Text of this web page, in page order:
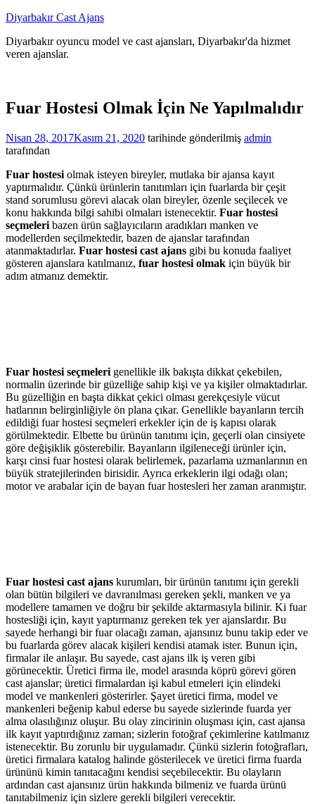
İçeriğe
Diyarbakır Cast Ajans
Diyarbakır oyuncu model ve cast ajansları, Diyarbakır'da hizmet
veren ajanslar.
Fuar Hostesi Olmak İçin Ne Yapılmalıdır
Nisan 28, 2017Kasım 21, 2020 tarihinde gönderilmiş admin
tarafından
Fuar hostesi olmak isteyen bireyler, mutlaka bir ajansa kayıt
yaptırmalıdır. Çünkü ürünlerin tanıtımları için fuarlarda bir çeşit
stand sorumlusu görevi alacak olan bireyler, özenle seçilecek ve
konu hakkında bilgi sahibi olmaları istenecektir. Fuar hostesi
seçmeleri bazen ürün sağlayıcıların aradıkları manken ve
modellerden seçilmektedir, bazen de ajanslar tarafından
atanmaktadırlar. Fuar hostesi cast ajans gibi bu konuda faaliyet
gösteren ajanslara katılmanız, fuar hostesi olmak için büyük bir
adım atmanız demektir.
Fuar hostesi seçmeleri genellikle ilk bakışta dikkat çekebilen,
normalin üzerinde bir güzelliğe sahip kişi ve ya kişiler olmaktadırlar.
Bu güzelliğin en başta dikkat çekici olması gerekçesiyle vücut
hatlarının belirginliğiyle ön plana çıkar. Genellikle bayanların tercih
edildiği fuar hostesi seçmeleri erkekler için de iş kapısı olarak
görülmektedir. Elbette bu ürünün tanıtımı için, geçerli olan cinsiyete
göre değişiklik gösterebilir. Bayanların ilgileneceği ürünler için,
karşı cinsi fuar hostesi olarak belirlemek, pazarlama uzmanlarının en
büyük stratejilerinden birisidir. Ayrıca erkeklerin ilgi odağı olan;
motor ve arabalar için de bayan fuar hostesleri her zaman aranmıştır.
Fuar hostesi cast ajans kurumları, bir ürünün tanıtımı için gerekli
olan bütün bilgileri ve davranılması gereken şekli, manken ve ya
modellere tamamen ve doğru bir şekilde aktarmasıyla bilinir. Ki fuar
hostesliği için, kayıt yaptırmanız gereken tek yer ajanslardır. Bu
sayede herhangi bir fuar olacağı zaman, ajansınız bunu takip eder ve
bu fuarlarda görev alacak kişileri kendisi atamak ister. Bunun için,
firmalar ile anlaşır. Bu sayede, cast ajans ilk iş veren gibi
görünecektir. Üretici firma ile, model arasında köprü görevi gören
cast ajanslar; üretici firmalardan işi kabul etmeleri için elindeki
model ve mankenleri gösterirler. Şayet üretici firma, model ve
mankenleri beğenip kabul ederse bu sayede sizlerinde fuarda yer
alma olasılığınız oluşur. Bu olay zincirinin oluşması için, cast ajansa
ilk kayıt yaptırdığınız zaman; sizlerin fotoğraf çekimlerine katılmanız
istenecektir. Bu zorunlu bir uygulamadır. Çünkü sizlerin fotoğrafları,
üretici firmalara katalog halinde gösterilecek ve üretici firma fuarda
ürününü kimin tanıtacağını kendisi seçebilecektir. Bu olayların
ardından cast ajansınız ürün hakkında bilmeniz ve fuarda ürünü
tanıtabilmeniz için sizlere gerekli bilgileri verecektir.